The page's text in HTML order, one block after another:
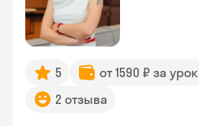
5 от 1590 ₽ за урок
2 отзыва